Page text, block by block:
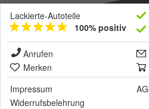
Lackierte-Autoteile
100% positiv
Anrufen
Merken
Impressum
Widerrufsbelehrung